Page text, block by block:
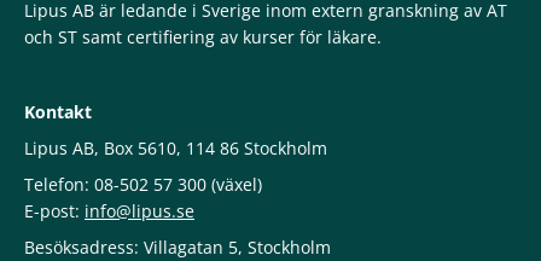
Lipus AB är ledande i Sverige inom extern granskning av AT
och ST samt certifiering av kurser för läkare.
Kontakt
Lipus AB, Box 5610, 114 86 Stockholm
Telefon: 08-502 57 300 (växel)
E-post: info@lipus.se
Besöksadress: Villagatan 5, Stockholm